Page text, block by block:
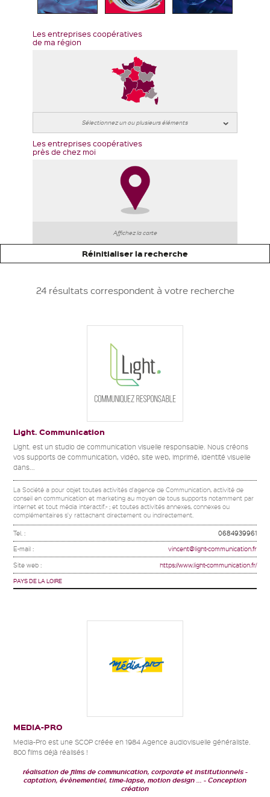
Les entreprises coopératives
de ma région
Les entreprises coopératives
près de chez moi
Affichez la carte
Réinitialiser la recherche
24 résultats correspondent à votre recherche
Light. Communication
Light. est un studio de communication visuelle responsable. Nous créons
vos supports de communication, vidéo, site web, imprimé, identité visuelle
dans...
La Société a pour objet toutes activités d'agence de Communication, activité de
conseil en communication et marketing au moyen de tous supports notamment par
internet et tout média interactif.- ; et toutes activités annexes, connexes ou
complémentaires s'y rattachant directement ou indirectement.
Tel. : 0684939961
E-mail : vincent@light-communication.fr
Site web : https://www.light-communication.fr/
PAYS DE LA LOIRE
MEDIA-PRO
Media-Pro est une SCOP créée en 1984 Agence audiovisuelle généraliste.
800 films déjà réalisés !
réalisation de films de communication, corporate et institutionnels
captation, évènementiel, time-lapse, motion design ...
Conception
création